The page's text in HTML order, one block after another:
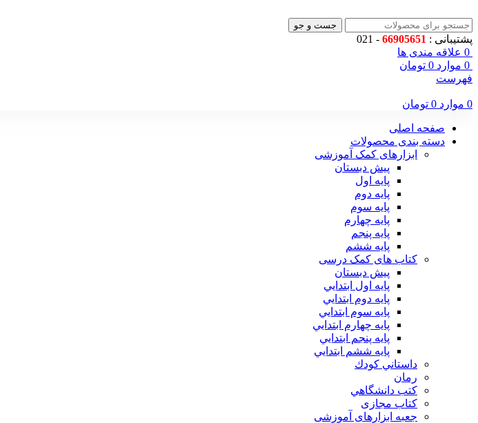
جست و جو
پشتیبانی : 66905651
- 021
0 علاقه مندی ها
0 موارد 0 تومان
فهرست
0 موارد 0 تومان
صفحه اصلی
دسته بندی محصولات
ابزارهای کمک آموزشی
پیش دبستان
پایه اول
پایه دوم
پایه سوم
پایه چهارم
پايه پنجم
پایه ششم
کتاب های کمک درسی
پیش دبستان
پايه اول ابتدايي
پايه دوم ابتدايي
پايه سوم ابتدايي
پايه چهارم ابتدايي
پايه پنجم ابتدايي
پايه ششم ابتدايي
داستاني كودك
رمان
كتب دانشگاهي
کتاب مجازی
جعبه ابزارهای آموزشی